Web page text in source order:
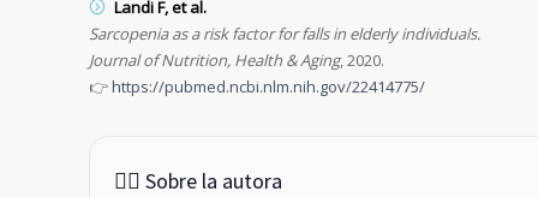
Landi F, et al.
Sarcopenia as a risk factor for falls in elderly individuals.
Journal of Nutrition, Health & Aging, 2020.
👉https://pubmed.ncbi.nlm.nih.gov/22414775/
👩‍⚕️ Sobre la autora